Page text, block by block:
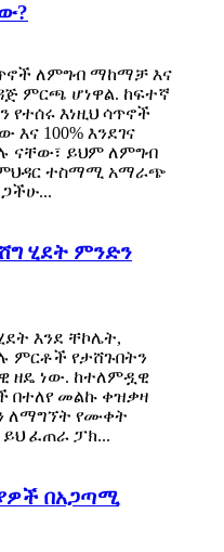
ሳጥኖች ለምግብ ማከማቻ እና
ምርጫ ሆነዋል. ከፍተኛ
እነዚህ ሳጥኖች
እና 100% እንደገና
ናቸው፣ ይህም ለምግብ
ተስማሚ አማራጭ
ሂደት ምንድን
እንደ ቸኮሌት,
ምርቶች የታሸጉበትን
ዘዴ ነው. ከተለምዷዊ
መልኩ ቀዝቃዛ
ለማግኘት የሙቀት
ፈጠራ ፓክ...
በአጋጣሚ